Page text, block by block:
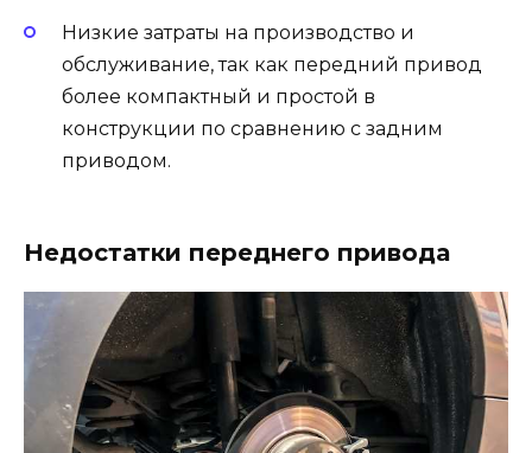
Низкие затраты на производство и
обслуживание, так как передний привод
более компактный и простой в
конструкции по сравнению с задним
приводом.
Недостатки переднего привода